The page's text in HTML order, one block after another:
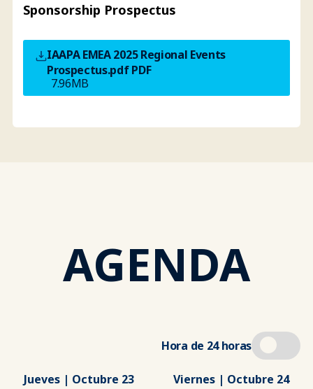
Sponsorship Prospectus
IAAPA EMEA 2025 Regional Events
Prospectus.pdfPDF
7.96MB
AGENDA
Hora de 24 horas
Jueves | Octubre 23 Viernes | Octubre 24